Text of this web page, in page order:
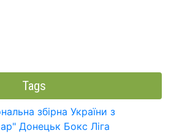
Tags
збірна України з
Донецьк Бокс Ліга